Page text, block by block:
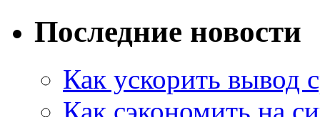
Последние новости
Как ускорить вывод
Как сэкономить на